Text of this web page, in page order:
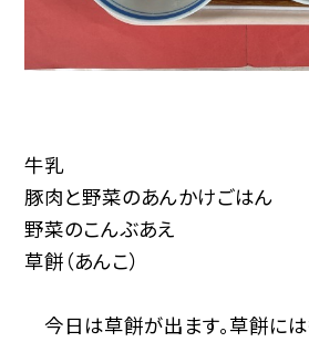
牛乳
豚肉と野菜のあんかけごはん
野菜のこんぶあえ
草餅（あんこ）
今日は草餅が出ます。草餅には